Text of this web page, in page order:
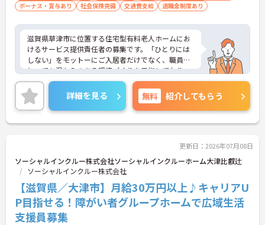
ボーナス・賞与あり
社会保険完備 交通費支給 退職金制度あり
滋賀県草津市に位置する住宅型有料老人ホームにお
けるサービス提供責任者の募集です。「ひとりには
しない」をモットーにご入居者だけでなく、職員に
とっても温かみのある環境づくりを目指しており、
ご利用者一人ひとりに寄り添ってサービスを提供し
ていただける方を募集しています。サービス提供責
任者の経験がなくスタートされた方も多数いらっし
ゃいます。
ご興味のある方には、面接対策ポイントなど、さら
詳細を見る 無料 紹介してもらう
更新日：2026年07月08日
ソーシャルインクルー株式会社ソーシャルインクルーホーム大津比叡辻
ソーシャルインクルー株式会社
【滋賀県／大津市】月給30万円以上♪キャリアU
P目指せる！障がい者グループホームで広域生活
支援員募集